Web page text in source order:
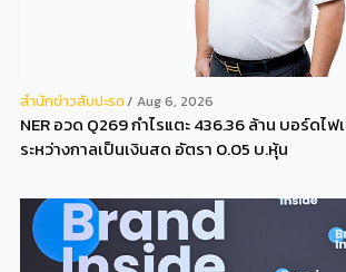
สํานักข่าวสับปะรด Aug 6, 2026
NER อวด Q269 กำไรแตะ 436.36 ล้าน บอร์ดไ
ระหว่างกาลเป็นเงินสด อัตรา 0.05 บ.หุ้น